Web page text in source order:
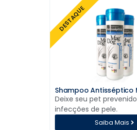
DESTAQUE
Saiba Mais
Shampoo Antisséptico
Deixe seu pet
infecções de pele.